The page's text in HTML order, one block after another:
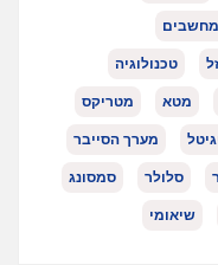
טכנולוגיה
מטא מטריקס
מערך הסייבר
סלולר סמסונג
שיאומי